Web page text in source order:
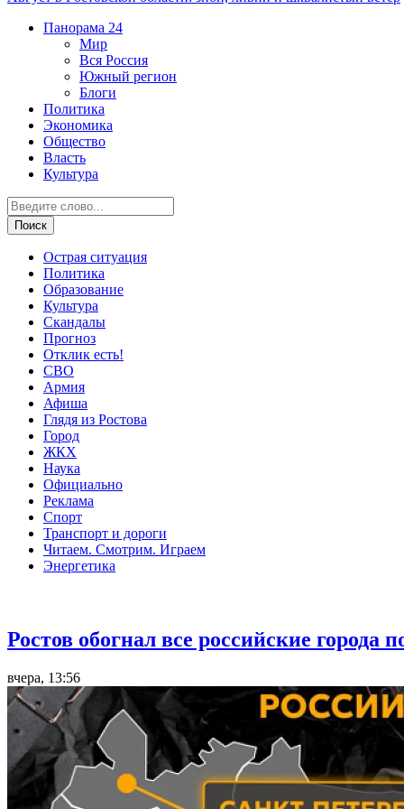
Панорама 24
Мир
Вся Россия
Южный регион
Блоги
Политика
Экономика
Общество
Власть
Культура
Острая ситуация
Политика
Образование
Культура
Скандалы
Прогноз
Отклик есть!
СВО
Армия
Афиша
Глядя из Ростова
Город
ЖКХ
Наука
Официально
Реклама
Спорт
Транспорт и дороги
Читаем. Смотрим. Играем
Энергетика
Ростов обогнал все российские города
вчера, 13:56